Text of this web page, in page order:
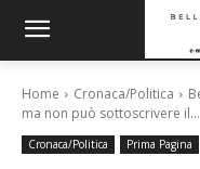
Home Cronaca/Politica
ma non può sottoscrivere il...
Cronaca/Politica Prima Pagina